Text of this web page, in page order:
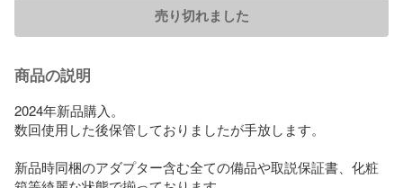
売り切れました
商品の説明
2024年新品購入。
数回使用した後保管しておりましたが手放します。
新品時同梱のアダプター含む全ての備品や取説保証書、化粧